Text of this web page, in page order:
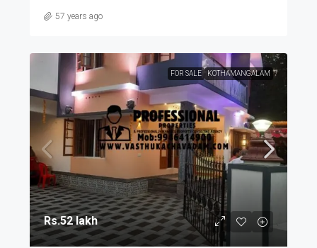
57 years ago
FOR SALE KOTHAMANGALAM
Rs.52 lakh